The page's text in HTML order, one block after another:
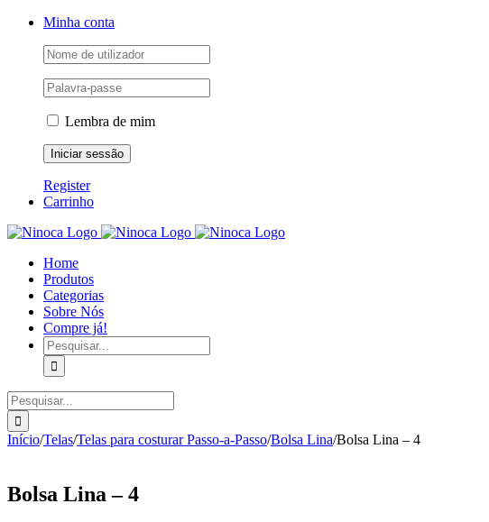
Skip
Facebook
Instagram
YouTubeMinha conta
Lembra de mim
Register
Carrinho
Home
Produtos
Categorias
Sobre Nós
Compre já!
Pesquisar
Pesquisar
Início/Telas/Telas para costurar Passo-a-Passo/Bolsa Lina/Bolsa Lina – 4
Bolsa Lina – 4